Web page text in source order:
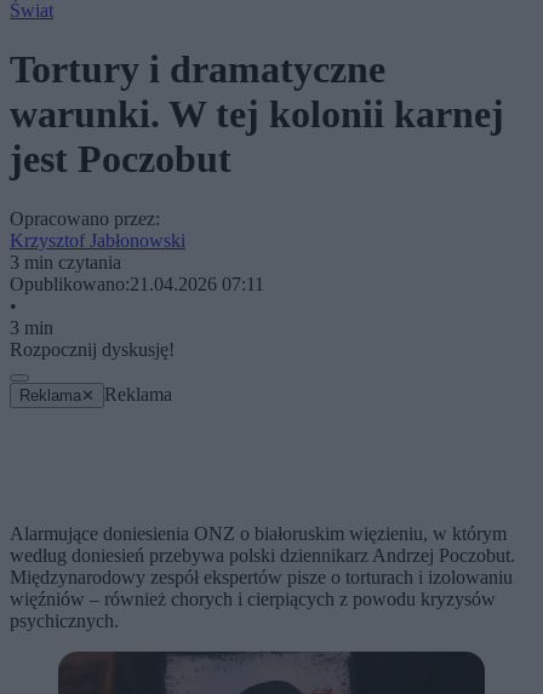
Świat
Tortury i dramatyczne
warunki. W tej kolonii karnej
jest Poczobut
Opracowano przez:
Krzysztof Jabłonowski
3 min czytania
Opublikowano:21.04.2026 07:11
•
3 min
Rozpocznij dyskusję!
Reklama ✕ Reklama
Alarmujące doniesienia ONZ o białoruskim więzieniu, w którym
według doniesień przebywa polski dziennikarz Andrzej Poczobut.
Międzynarodowy zespół ekspertów pisze o torturach i izolowaniu
więźniów – również chorych i cierpiących z powodu kryzysów
psychicznych.